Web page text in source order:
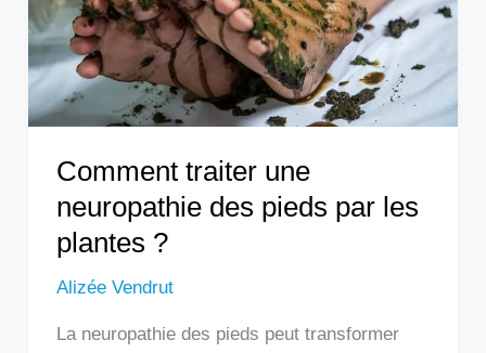
Comment traiter une
neuropathie des pieds par les
plantes ?
Alizée Vendrut
La neuropathie des pieds peut transformer
pieds
par
les
plantes
?